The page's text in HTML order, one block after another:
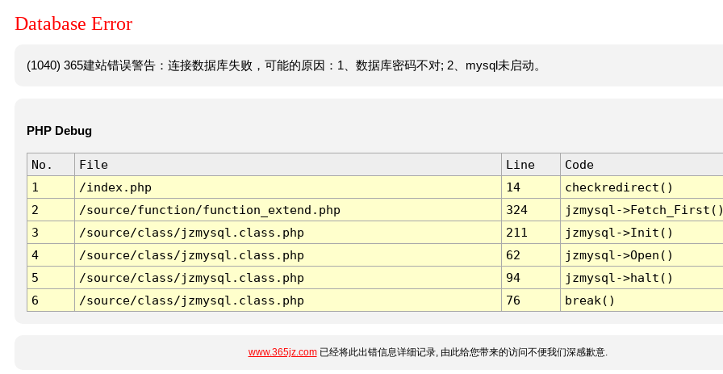
Database Error
(1040) 365建站错误警告：连接数据库失败，可能的原因：1、数据库密码不对; 2、mysql未启动。
PHP Debug
No. File Line
Code
1
/index.php 14
checkredirect()
2
/source/function/function_extend.php 324
jzmysql-
3
/source/class/jzmysql.class.php 211
jzmysql->Init()
4
/source/class/jzmysql.class.php 62
jzmysql->Open()
5
/source/class/jzmysql.class.php 94
jzmysql->halt()
6
/source/class/jzmysql.class.php 76 break()
www.365jz.com已经将此出错信息详细记录, 由此给您带来的访问不便我们深感歉意.